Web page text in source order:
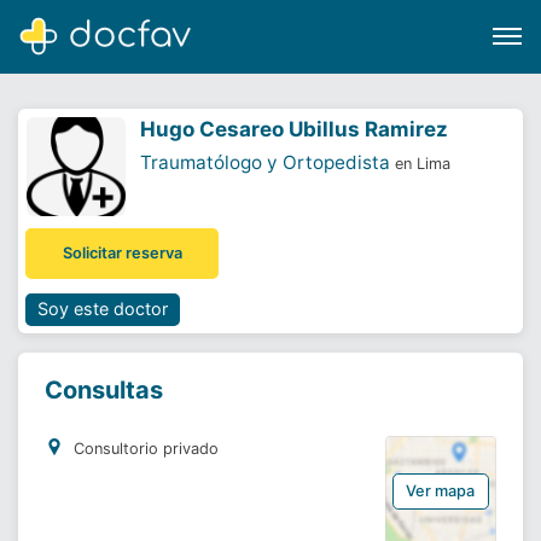
Software para clínicas
¿Eres un doctor?
Hugo Cesareo Ubillus Ramirez
Traumatólogo y Ortopedista en Lima
Solicitar reserva
Soy este doctor
Consultas
Consultorio privado
Ver mapa